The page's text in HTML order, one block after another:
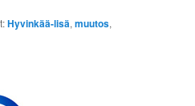
Hyvinkää-lisä,muutos,